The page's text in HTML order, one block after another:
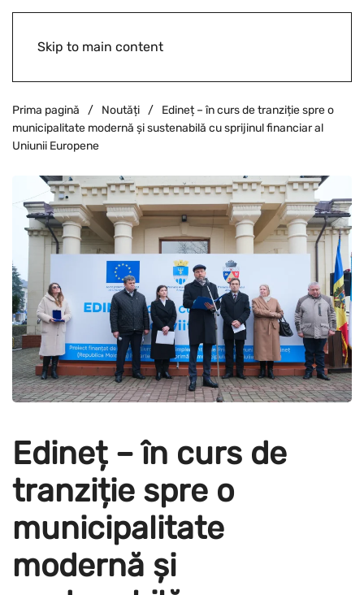
Skip to main content
Prima pagină Noutăți
Edineț – în curs de tranziție spre o
municipalitate modernă și sustenabilă cu sprijinul financiar al
Uniunii Europene
Edineț – în curs de
tranziție spre o
municipalitate
modernă și